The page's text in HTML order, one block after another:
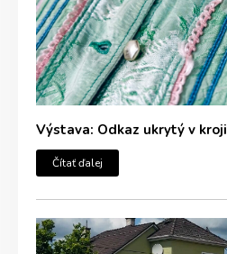
Výstava: Odkaz ukrytý v kroji
Čítať ďalej